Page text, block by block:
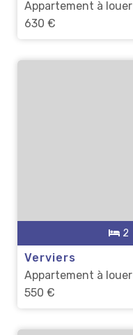
Appartement à louer
630 €
2
Verviers
Appartement à louer
550 €